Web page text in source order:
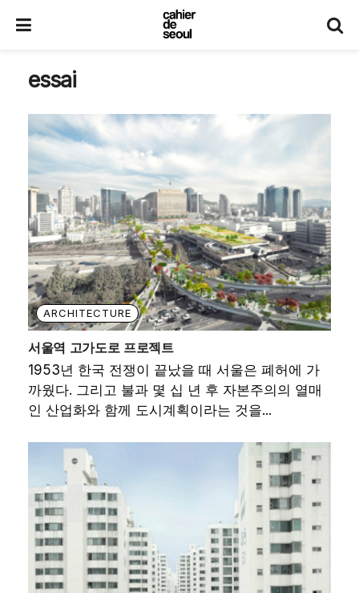
essai
ARCHITECTURE
서울역 고가도로 프로젝트
1953년 한국 전쟁이 끝났을 때 서울은 폐허에 가
까웠다. 그리고 불과 몇 십 년 후 자본주의의 열매
인 산업화와 함께 도시계획이라는 것을...